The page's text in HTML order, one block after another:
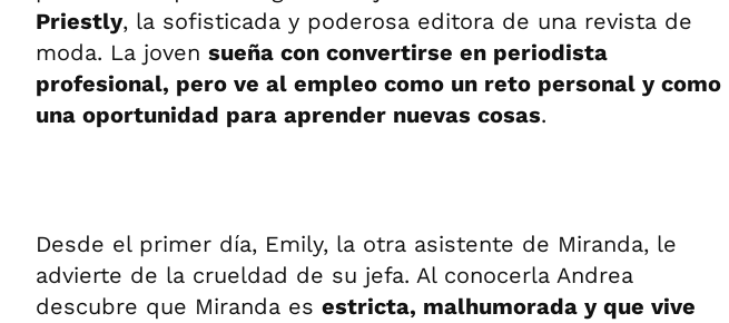
Priestly, la sofisticada y poderosa editora de una revista de
moda. La joven sueña con convertirse en periodista
profesional, pero ve al empleo como un reto personal y como
una oportunidad para aprender nuevas cosas.
Desde el primer día, Emily, la otra asistente de Miranda, le
advierte de la crueldad de su jefa. Al conocerla Andrea
descubre que Miranda es estricta, malhumorada y que vive